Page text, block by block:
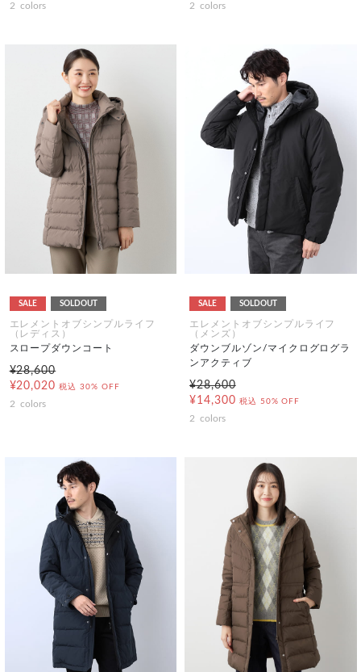
2 colors 2 colors
SALE SOLDOUT
エレメントオブシンプルライフ
（レディス）
スロープダウンコート
¥28,600
¥20,020 税込 30% OFF
2 colors
SALE SOLDOUT
エレメントオブシンプルライフ
（メンズ）
ダウンブルゾン/マイクログログラ
ンアクティブ
¥28,600
¥14,300 税込 50% OFF
2 colors